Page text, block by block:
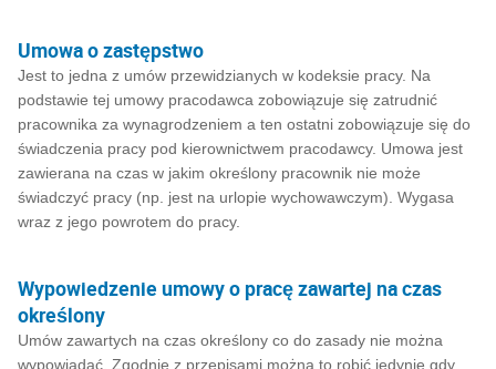
Umowa o zastępstwo
Jest to jedna z umów przewidzianych w kodeksie pracy. Na
podstawie tej umowy pracodawca zobowiązuje się zatrudnić
pracownika za wynagrodzeniem a ten ostatni zobowiązuje się do
świadczenia pracy pod kierownictwem pracodawcy. Umowa jest
zawierana na czas w jakim określony pracownik nie może
świadczyć pracy (np. jest na urlopie wychowawczym). Wygasa
wraz z jego powrotem do pracy.
Wypowiedzenie umowy o pracę zawartej na czas
określony
Umów zawartych na czas określony co do zasady nie można
wypowiadać. Zgodnie z przepisami można to robić jedynie gdy